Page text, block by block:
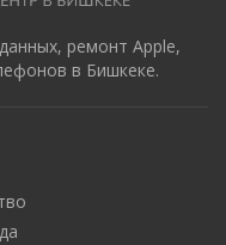
ремонт Apple,
в Бишкеке.